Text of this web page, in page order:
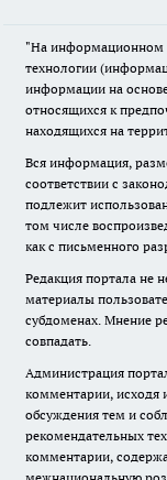
"На информационном
технологии
информации на
относящихся к
находящихся на
Вся информация,
соответствии с
подлежит
том числе
как с письменного
Редакция портала не
материалы
субдоменах. Мнение
совпадать.
Администрация
комментарии, исходя
обсуждения тем и
рекомендательных
комментарии,